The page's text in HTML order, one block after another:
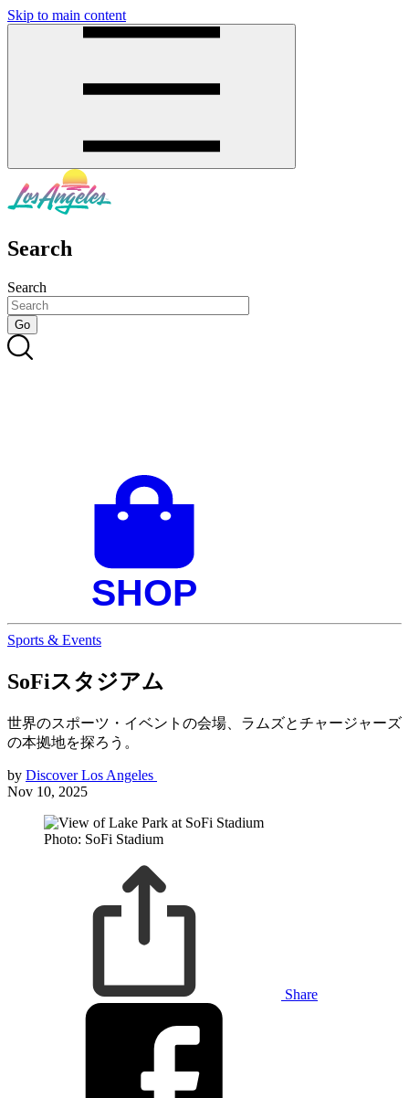
Skip to main content
Search
Search
Sports & Events
SoFiスタジアム
世界のスポーツ・イベントの会場、ラムズとチャージャーズ
の本拠地を探ろう。
by Discover Los Angeles
Nov 10, 2025
Photo: SoFi Stadium
Share